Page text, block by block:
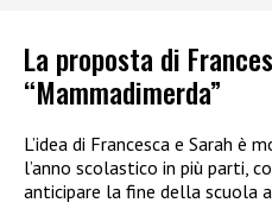
La proposta di
“Mammadimerda”
L’idea di Francesca e Sarah è
l’anno scolastico in più parti,
anticipare la fine della scuola